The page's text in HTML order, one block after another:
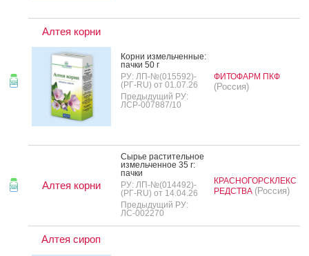
Алтея корни
Кор­ни из­мель­чен­ные:
пач­ки 50 г
РУ: ЛП-№(015592)-
(РГ-RU) от 01.07.26
Предыдущий РУ:
ЛСР-007887/10
ФИТОФАРМ ПКФ
(Россия)
Алтея корни
Сырье рас­ти­тель­ное
из­мель­чен­ное 35 г:
пач­ки
РУ: ЛП-№(014492)-
(РГ-RU) от 14.04.26
Предыдущий РУ:
ЛС-002270
КРАСНОГОРСКЛЕКС
РЕДСТВА (Россия)
Алтея сироп